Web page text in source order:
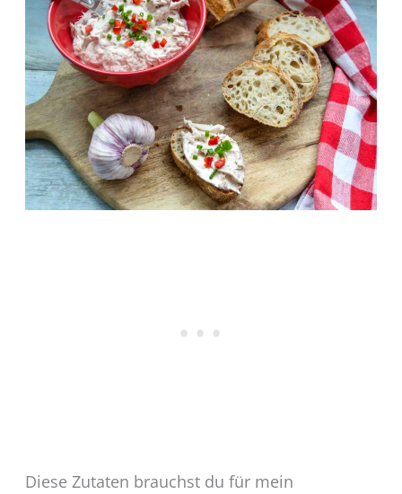
Diese Zutaten brauchst du für mein